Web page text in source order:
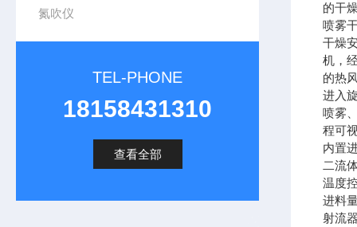
氮吹仪
TEL-PHONE
18158431310
查看全部
的干
喷雾
干燥
机，
的热
进入
喷雾
程可
内置
二流
温度
进料
射流